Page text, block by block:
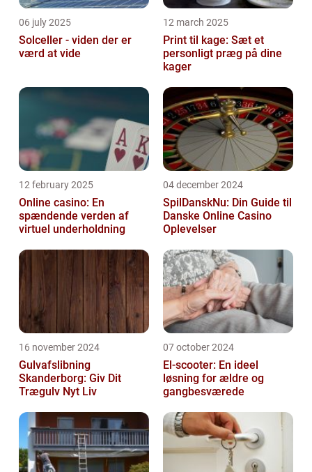
06 july 2025
Solceller - viden der er
værd at vide
12 march 2025
Print til kage: Sæt et
personligt præg på dine
kager
12 february 2025
Online casino: En
spændende verden af
virtuel underholdning
04 december 2024
SpilDanskNu: Din Guide til
Danske Online Casino
Oplevelser
16 november 2024
Gulvafslibning
Skanderborg: Giv Dit
Trægulv Nyt Liv
07 october 2024
El-scooter: En ideel
løsning for ældre og
gangbesværede